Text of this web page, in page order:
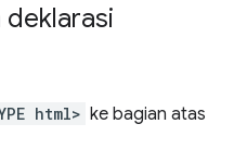
deklarasi
html> ke bagian atas